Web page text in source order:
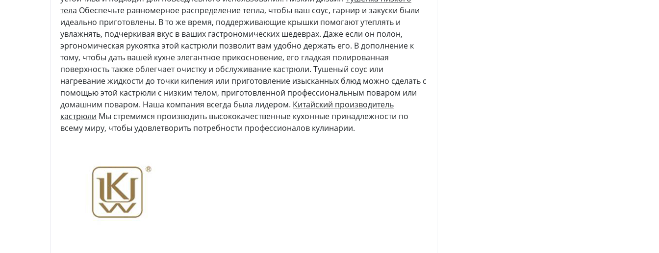
тела Обеспечьте равномерное распределение тепла, чтобы ваш соус, гарнир и закуски были
идеально приготовлены. В то же время, поддерживающие крышки помогают утеплять и
увлажнять, подчеркивая вкус в ваших гастрономических шедеврах. Даже если он полон,
эргономическая рукоятка этой кастрюли позволит вам удобно держать его. В дополнение к
тому, чтобы дать вашей кухне элегантное прикосновение, его гладкая полированная
поверхность также облегчает очистку и обслуживание кастрюли. Тушеный соус или
нагревание жидкости до точки кипения или приготовление изысканных блюд можно сделать с
помощью этой кастрюли с низким телом, приготовленной профессиональным поваром или
домашним поваром. Наша компания всегда была лидером. Китайский производитель
кастрюли Мы стремимся производить высококачественные кухонные принадлежности по
всему миру, чтобы удовлетворить потребности профессионалов кулинарии.